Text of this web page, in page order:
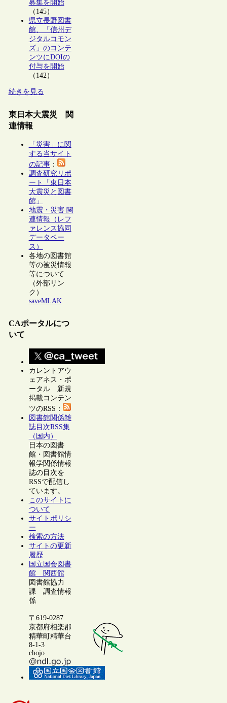
募集を開始
（145）
県立長野図書
館、「信州デ
ジタルコモン
ズ」のコンテ
ンツにDOIの
付与を開始
（142）
続きを見る
東日本大震災 関
連情報
「災害」に関
する当サイト
の記事：
調査研究リポ
ート「東日本
大震災と図書
館」
地震・災害 関
連情報（レフ
ァレンス協同
データベー
ス）
各地の図書館
等の被災情報
等について
（外部リン
ク）
saveMLAK
CAポータルにつ
いて
カレントアウ
ェアネス・ポ
ータル 新規
掲載コンテン
ツのRSS：
図書館関係雑
誌目次RSS集
（国内）
日本の図書
館・図書館情
報学関係情報
誌の目次を
RSSで配信し
ています。
このサイトに
ついて
サイトポリシ
ー
検索の方法
サイトの更新
履歴
国立国会図書
館 関西館
図書館協力
課 調査情報
係
〒619-0287
京都府相楽郡
精華町精華台
8-1-3
chojo